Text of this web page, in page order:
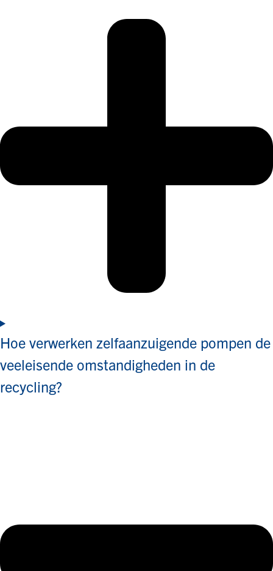
Hoe verwerken zelfaanzuigende pompen de
veeleisende omstandigheden in de
recycling?